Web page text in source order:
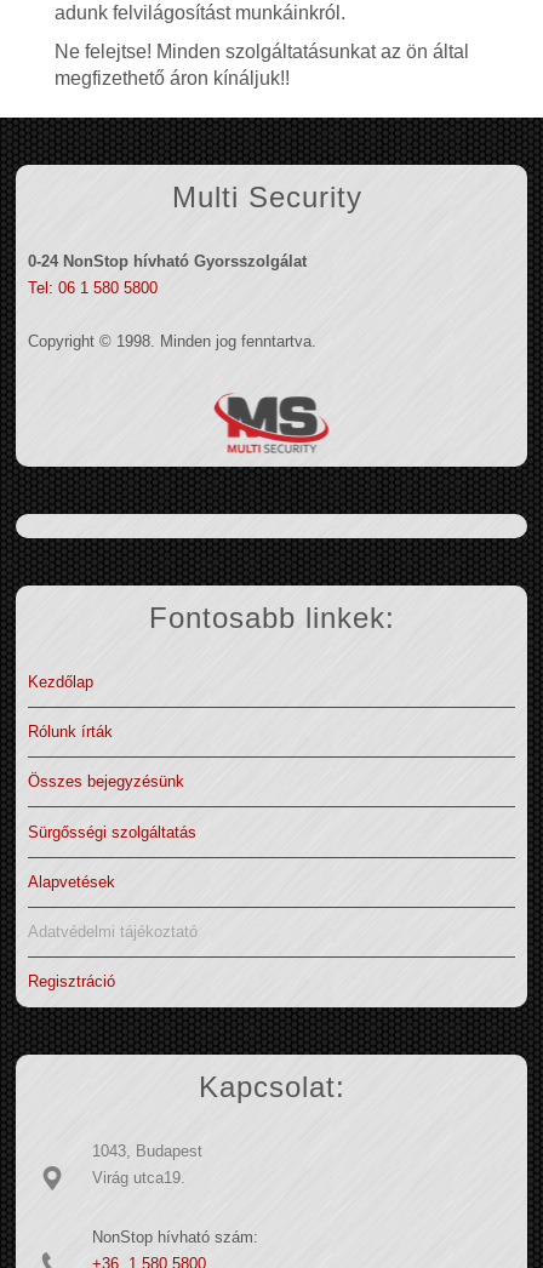
adunk felvilágosítást munkáinkról.
Ne felejtse! Minden szolgáltatásunkat az ön által
megfizethető áron kínáljuk!!
Multi Security
0-24 NonStop hívható Gyorsszolgálat
Tel: 06 1 580 5800
Copyright © 1998. Minden jog fenntartva.
Fontosabb linkek:
Kezdőlap
Rólunk írták
Összes bejegyzésünk
Sürgősségi szolgáltatás
Alapvetések
Adatvédelmi tájékoztató
Regisztráció
Kapcsolat:
1043, Budapest
Virág utca19.
NonStop hívható szám:
+36 1 580 5800